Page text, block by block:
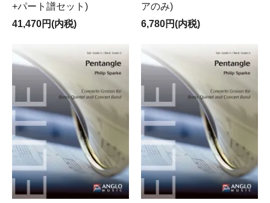
+パート譜セット)
41,470円(内税)
アのみ)
6,780円(内税)